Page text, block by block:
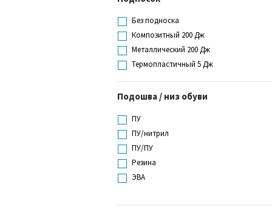
Без подноска
Композитный 200 Дж
Металлический 200 Дж
Термопластичный 5 Дж
Подошва / низ обуви
ПУ
ПУ/нитрил
ПУ/ПУ
Резина
ЭВА